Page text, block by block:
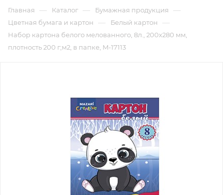
Главная — Каталог — Бумажная продукция —
Цветная бумага и картон — Белый картон —
Набор картона белого мелованного, 8л., 200х280 мм,
плотность 200 г;м2, в папке, M-17113